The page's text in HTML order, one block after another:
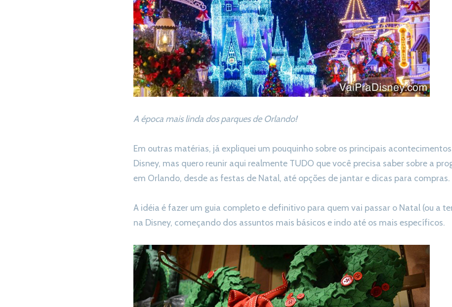
A época mais linda dos parques de Orlando!
Em outras matérias, já expliquei um pouquinho sobre os principais
Disney, mas quero reunir aqui realmente TUDO que você precisa saber sobre a
em Orlando, desde as festas de Natal, até opções de jantar e dicas para compras.
A idéia é fazer um guia completo e definitivo para quem vai passar o Natal (ou a
na Disney, começando dos assuntos mais básicos e indo até os mais específicos.